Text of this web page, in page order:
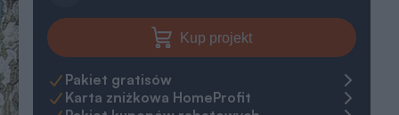
Kup projekt
Pakiet gratisów
Karta zniżkowa HomeProfit